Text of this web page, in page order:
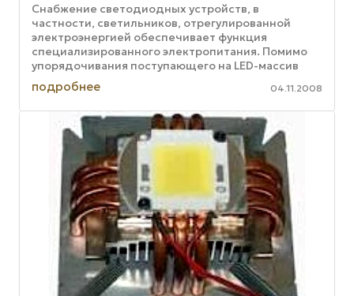
Снабжение светодиодных устройств, в
частности, светильников, отрегулированной
электроэнергией обеспечивает функция
специализированного электропитания. Помимо
упорядочивания поступающего на LED-массив
напряжения, устройство, реализующее данную ...
подробнее 04.11.2008